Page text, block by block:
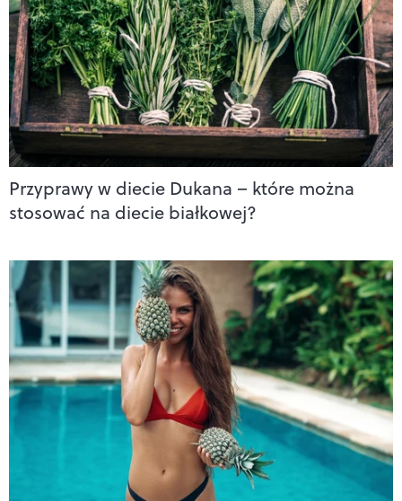
Przyprawy w diecie Dukana – które można
stosować na diecie białkowej?